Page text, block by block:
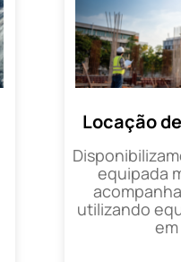
Locação
equipada
utilizando